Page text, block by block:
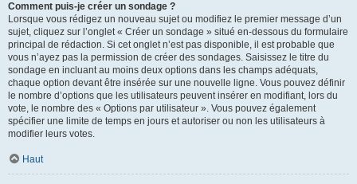
Comment puis-je créer un sondage ?
Lorsque vous rédigez un nouveau sujet ou modifiez le premier message d’un
sujet, cliquez sur l’onglet « Créer un sondage » situé en-dessous du formulaire
principal de rédaction. Si cet onglet n’est pas disponible, il est probable que
vous n’ayez pas la permission de créer des sondages. Saisissez le titre du
sondage en incluant au moins deux options dans les champs adéquats,
chaque option devant être insérée sur une nouvelle ligne. Vous pouvez définir
le nombre d’options que les utilisateurs peuvent insérer en modifiant, lors du
vote, le nombre des « Options par utilisateur ». Vous pouvez également
spécifier une limite de temps en jours et autoriser ou non les utilisateurs à
modifier leurs votes.
Haut